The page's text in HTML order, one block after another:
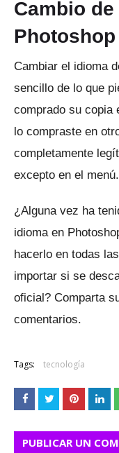
Cambio
Photoshop
Cambiar el idioma
sencillo de lo que
comprado su copia
lo compraste en
completamente
excepto en el menú.
¿Alguna vez ha
idioma en
hacerlo en todas
importar si se
oficial? Comparta
comentarios.
Tags: tecnología
PUBLICAR UN